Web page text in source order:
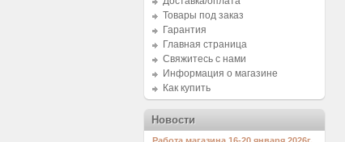
Товары под заказ
Гарантия
Главная страница
Свяжитесь с нами
Информация о магазине
Как купить
Новости